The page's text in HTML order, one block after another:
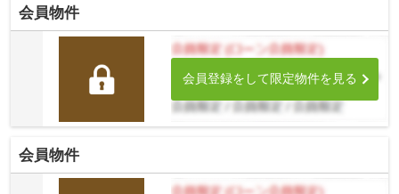
会員物件
会員登録をして限定物件を見る
会員物件